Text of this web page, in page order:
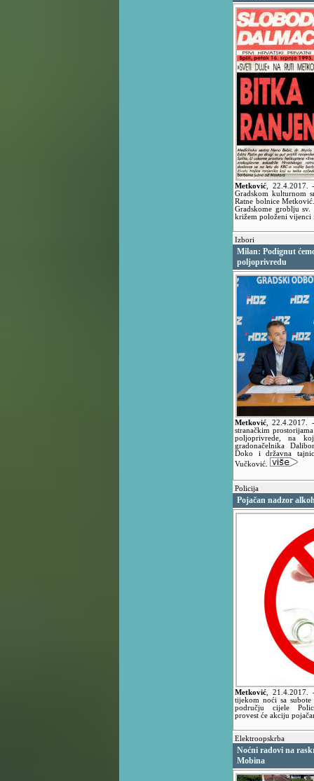
Metković 22.4.2017.
Gradskom kulturnom
Ratne bolnice
Gradskome groblju
križem položeni vijenci
Izbori
Milan: Podignut
poljoprivredu
Metković ,22.4.2017.
stranačkim
poljoprivrede, na
gradonačelnika
Doko i državna
Vučković.
Policija
Pojačan nadzor
Metković 21.4.2017.
tijekom noći sa
području cijele
provest će akciju
Elektroopskrba
Noćni radovi na
Mobina